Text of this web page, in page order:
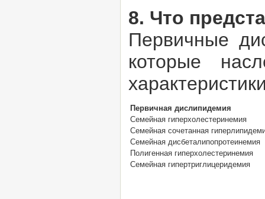
8. Что
Первичные
которые
Первичная дислипидемия
Семейная гиперхолестеринемия
Семейная сочетанная
Семейная дисбеталипопротеинемия
Полигенная гиперхолестеринемия
Семейная гипертриглицеридемия